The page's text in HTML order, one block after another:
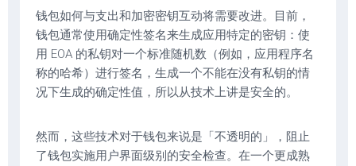
钱包如何与支出和加密密钥互动将需要改进。目前，
钱包通常使用确定性签名来生成应用特定的密钥：使
用 EOA 的私钥对一个标准随机数（例如，应用程序名
称的哈希）进行签名，生成一个不能在没有私钥的情
况下生成的确定性值，所以从技术上讲是安全的。
然而，这些技术对于钱包来说是「不透明的」，阻止
了钱包实施用户界面级别的安全检查。在一个更成熟